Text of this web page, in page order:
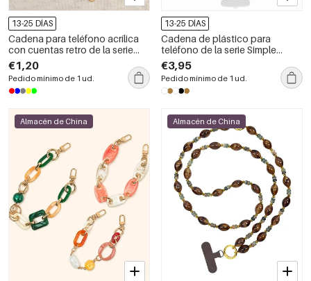
13-25 DÍAS
Cadena para teléfono acrílica
con cuentas retro de la serie
sencilla
€1,20
Pedido mínimo de 1 ud.
13-25 DÍAS
Cadena de plástico para
teléfono de la serie Simple
Retro con estampado de
leopardo en color liso.
€3,95
Pedido mínimo de 1 ud.
Almacén de China Almacén de China